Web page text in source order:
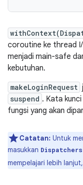
coroutine ke thread
menjadi main-safe
kebutuhan.
makeLoginRequest
suspend . Kata
fungsi yang akan
Catatan: Untuk
masukkan Dispatchers
mempelajari lebih